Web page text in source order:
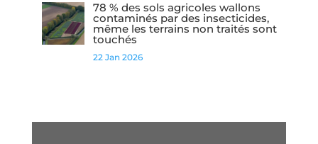
78 % des sols agricoles wallons
contaminés par des insecticides,
même les terrains non traités sont
touchés
22 Jan 2026